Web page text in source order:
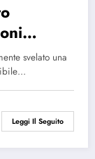
svelato una
Leggi Il Seguito